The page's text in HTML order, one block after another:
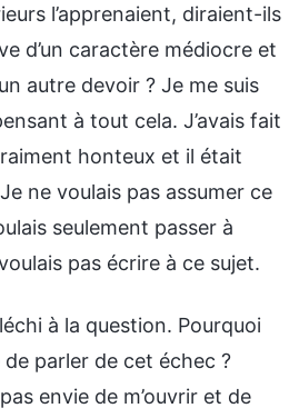
l’apprenaient, diraient-ils
d’un caractère médiocre et
autre devoir ? Je me suis
à tout cela. J’avais fait
honteux et il était
ne voulais pas assumer ce
seulement passer à
pas écrire à ce sujet.
à la question. Pourquoi
de parler de cet échec ?
envie de m’ouvrir et de